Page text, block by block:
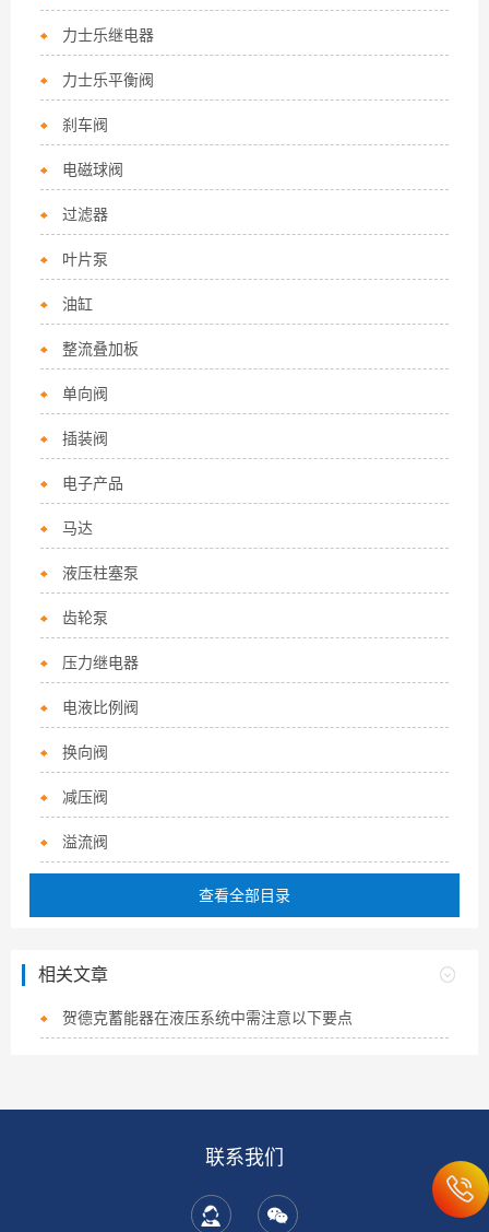
力士乐继电器
力士乐平衡阀
刹车阀
电磁球阀
过滤器
叶片泵
油缸
整流叠加板
单向阀
插装阀
电子产品
马达
液压柱塞泵
齿轮泵
压力继电器
电液比例阀
换向阀
减压阀
溢流阀
查看全部目录
相关文章
贺德克蓄能器在液压系统中需注意以下要点
联系我们